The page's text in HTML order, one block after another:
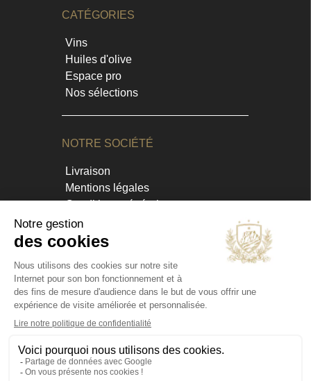
CATÉGORIES
Vins
Huiles d'olive
Espace pro
Nos sélections
NOTRE SOCIÉTÉ
Livraison
Mentions légales
Conditions générales
Contact et horaires
Blog
INFORMATIONS
D 10
13680 Lançon de Provence